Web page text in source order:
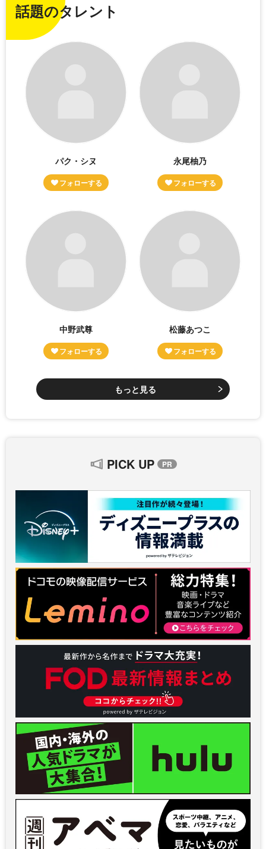
話題のタレント
パク・シヌ 永尾柚乃
中野武尊 松藤あつこ
もっと見る
PICK UP